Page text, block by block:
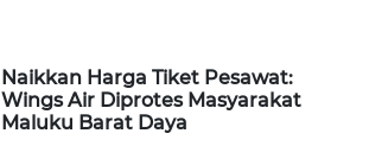
Naikkan Harga Tiket Pesawat:
Wings Air Diprotes Masyarakat
Maluku Barat Daya